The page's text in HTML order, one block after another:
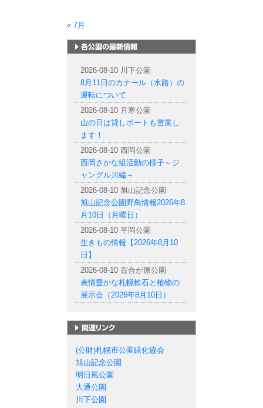
« 7月
2026-08-10 川下公園
8月11日のカナール（水路）の
運転について
2026-08-10 月寒公園
山の日は貸しボートも営業し
ます！
2026-08-10 西岡公園
西岡さかな組活動の様子～ジ
ャングル川編～
2026-08-10 旭山記念公園
旭山記念公園野鳥情報2026年8
月10日（月曜日）
2026-08-10 平岡公園
生きもの情報【2026年8月10
日】
2026-08-10 百合が原公園
表情豊かな札幌軟石と植物の
展示会（2026年8月10日）
(公財)札幌市公園緑化協会
旭山記念公園
明日風公園
大通公園
川下公園